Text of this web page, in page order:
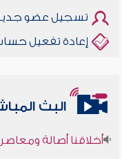
تسجيل عضو
إعادة تفعيل
البث